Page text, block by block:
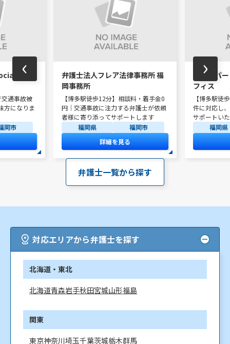
福
通事故被
方になりま
岡市
弁護士法人フレア法律事務所 福
岡事務所
【博多駅徒歩12分】相談料・着手金0
円｜交通事故に注力する弁護士が依頼
者様に寄り添ってサポートします
福岡県
福岡市
詳細を見る
ネクスパ
フィス
【博多駅徒
件に対応し
サポートい
福岡県
‹ ›
弁護士一覧から探す
対応エリアから弁護士を探す
北海道・東北
北海道青森岩手秋田宮城山形福島
関東
東京神奈川埼玉千葉茨城栃木群馬